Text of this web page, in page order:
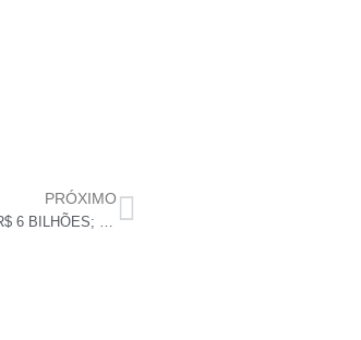
PRÓXIMO
BC RETOMA SERVIÇO DE DINHEIRO ESQUECIDO EM MARÇO, COM R$ 6 BILHÕES; CONSULTA SERÁ ABERTA NESTA TERÇA (28)